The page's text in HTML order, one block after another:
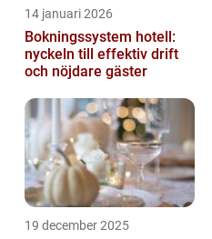
14 januari 2026
Bokningssystem hotell:
nyckeln till effektiv drift
och nöjdare gäster
19 december 2025